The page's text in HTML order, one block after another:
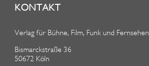
KONTAKT
Verlag für Bühne, Film, Funk und Fernsehen
Bismarckstraße 36
50672 Köln